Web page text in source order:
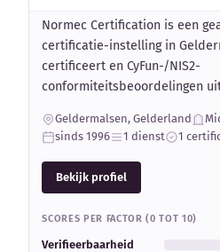
Normec Certification is een
certificatie-instelling in
certificeert en CyFun-/NIS2-
conformiteitsbeoordelingen
Geldermalsen, Gelderland
sinds 1996
1 dienst 1
Bekijk profiel
SCORES PER FACTOR (0 TOT 10)
Verifieerbaarheid